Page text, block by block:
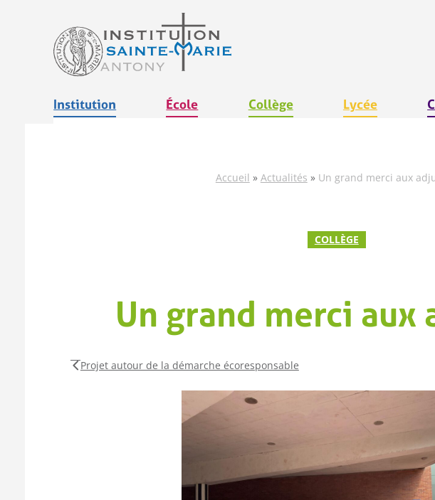
contenu
Institution École Collège Lycée
Accueil » Actualités » Un grand merci aux
COLLÈGE
Un grand merci aux
Projet autour de la démarche écoresponsable